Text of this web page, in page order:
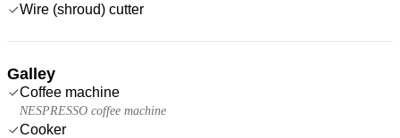
Wire (shroud) cutter
Galley
Coffee machine
NESPRESSO coffee machine
Cooker